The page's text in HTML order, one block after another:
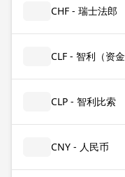
CHF - 瑞士法郎
CLF - 智利（资金
CLP - 智利比索
CNY - 人民币